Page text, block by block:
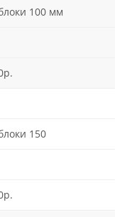
100 мм
150